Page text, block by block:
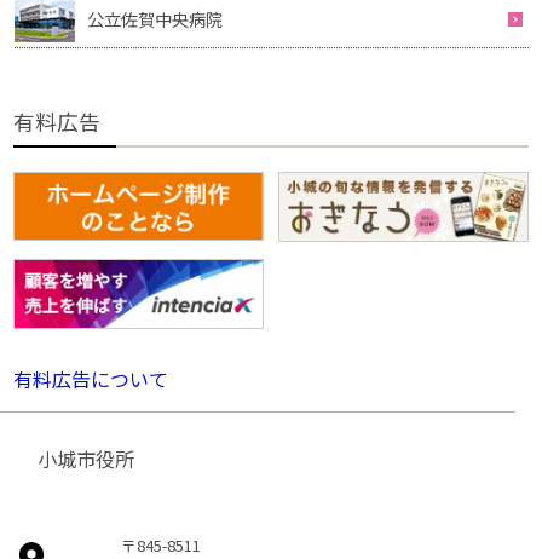
公立佐賀中央病院
有料広告
有料広告について
小城市役所
〒845-8511